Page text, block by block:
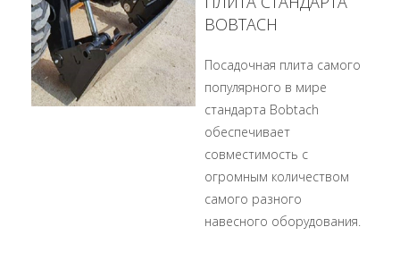
BOBTACH
Посадочная плита самого
популярного в мире
стандарта Bobtach
обеспечивает
совместимость с
огромным количеством
самого разного
навесного оборудования.